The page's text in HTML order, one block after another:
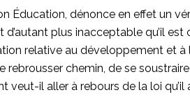
Éducation, dénonce en effet un
plus inacceptable qu’il est
relative au développement et à
chemin, de se
veut-il aller à rebours de la loi qu’il